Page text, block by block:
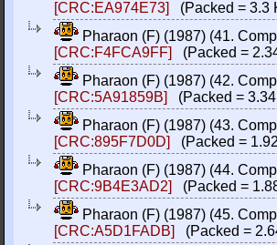
[CRC:EA974E73]
(Packed = 3.3
Pharaon (F) (1987) (41.
[CRC:F4FCA9FF]
(Packed =
Pharaon (F) (1987) (42.
[CRC:5A91859B]
(Packed =
Pharaon (F) (1987) (43.
[CRC:895F7D0D]
(Packed =
Pharaon (F) (1987) (44.
[CRC:9B4E3AD2]
(Packed =
Pharaon (F) (1987) (45.
[CRC:A5D1FADB]
(Packed =